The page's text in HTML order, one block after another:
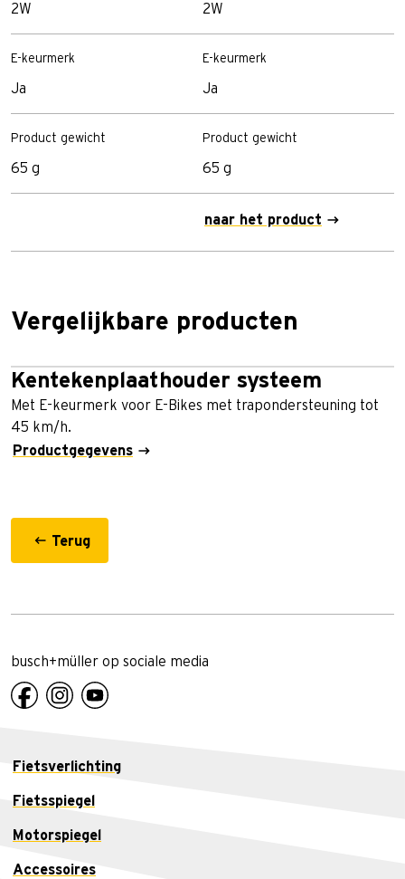
2W
E-keurmerk
Ja
Product gewicht
65 g
2W
E-keurmerk
Ja
Product gewicht
65 g
naar het product
Vergelijkbare producten
Kentekenplaathouder systeem
Met E-keurmerk voor E-Bikes met trapondersteuning tot
45 km/h.
Productgegevens
Terug
busch+müller op sociale media
Fietsverlichting
Fietsspiegel
Motorspiegel
Accessoires